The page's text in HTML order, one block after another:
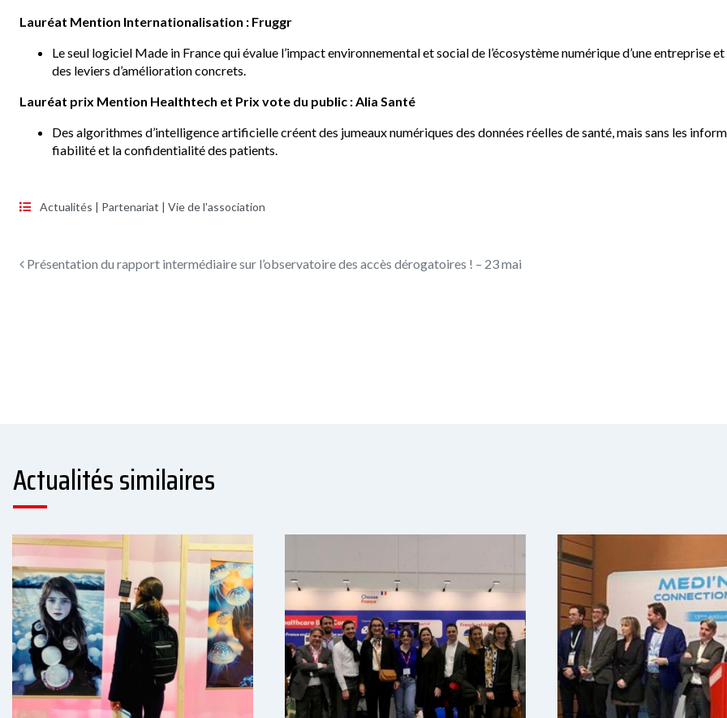
Lauréat Mention Internationalisation : Fruggr
Le seul logiciel Made in France qui évalue l’impact environnemental et social de l’écosystème numérique d’une
des leviers d’amélioration concrets.
Lauréat prix Mention Healthtech et Prix vote du public :Alia Santé
Des algorithmes d’intelligence artificielle créent des jumeaux numériques des données réelles de santé, mais sans les
fiabilité et la confidentialité des patients.
Actualités | Partenariat | Vie de l'association
Navigation des articles
Présentation du rapport intermédiaire sur l’observatoire des accès dérogatoires ! – 23 mai
Actualités similaires